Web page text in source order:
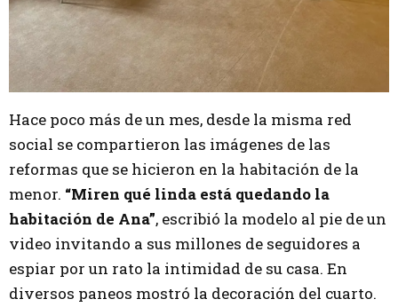
Hace poco más de un mes, desde la misma red
social se compartieron las imágenes de las
reformas que se hicieron en la habitación de la
menor. “Miren qué linda está quedando la
habitación de Ana”, escribió la modelo al pie de un
video invitando a sus millones de seguidores a
espiar por un rato la intimidad de su casa. En
diversos paneos mostró la decoración del cuarto.